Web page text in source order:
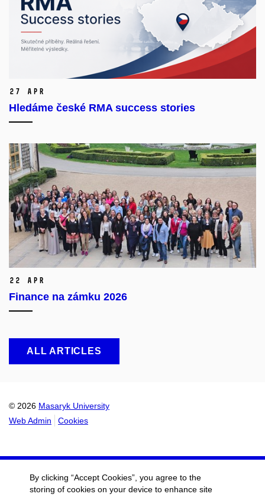
27 Apr
Hledáme české RMA success stories
22 Apr
Finance na zámku 2026
ALL ARTICLES
© 2026 Masaryk University
Web Admin
Cookies
By clicking “Accept Cookies”, you agree to the
storing of cookies on your device to enhance site